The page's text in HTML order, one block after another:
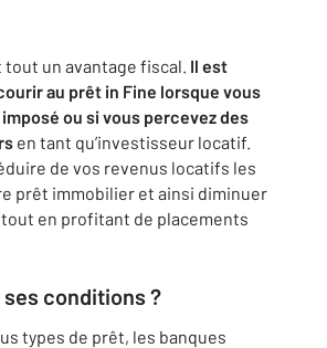
tout un avantage fiscal. Il est
au prêt in Fine lorsque vous
ou si vous percevez des
en tant qu’investisseur locatif.
de vos revenus locatifs les
prêt immobilier et ainsi diminuer
en profitant de placements
conditions ?
types de prêt, les banques